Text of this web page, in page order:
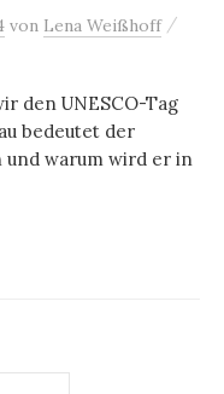
von Lena Weißhoff /
den UNESCO-Tag
bedeutet der
und warum wird er in